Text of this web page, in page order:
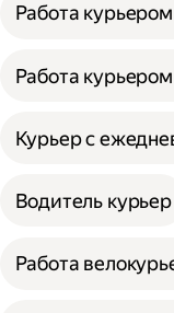
Работа
Работа
Курьер с
Водитель курьер
Работа